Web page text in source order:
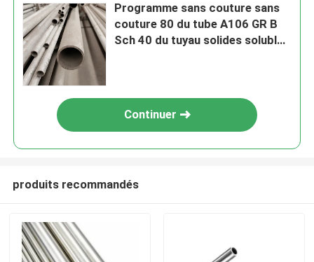
Programme sans couture sans
couture 80 du tube A106 GR B
Sch 40 du tuyau solides solubles
Continuer
produits recommandés